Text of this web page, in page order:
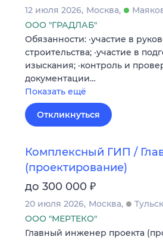
12 июля 2026 Москва
ООО "ГРАДЛАБ"
Обязанности: ·участие в
строительства; ·участие в
изыскания; ·контроль и
документации…
Показать ещё
Откликнуться
Комплексный ГИП /
(проектирование)
до 300 000 ₽
20 июля 2026 Москва
ООО "МЕРТЕКО"
Главный инженер проекта